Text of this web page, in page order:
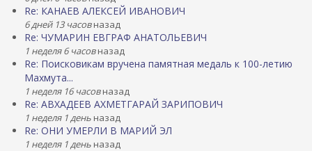
Re: КАНАЕВ АЛЕКСЕЙ ИВАНОВИЧ
6 дней 13 часовназад
Re: ЧУМАРИН ЕВГРАФ АНАТОЛЬЕВИЧ
1 неделя 6 часовназад
Re: Поисковикам вручена памятная медаль к 100-летию
Махмута...
1 неделя 16 часовназад
Re: АВХАДЕЕВ АХМЕТГАРАЙ ЗАРИПОВИЧ
1 неделя 1 день назад
Re: ОНИ УМЕРЛИ В МАРИЙ ЭЛ
1 неделя 1 день назад